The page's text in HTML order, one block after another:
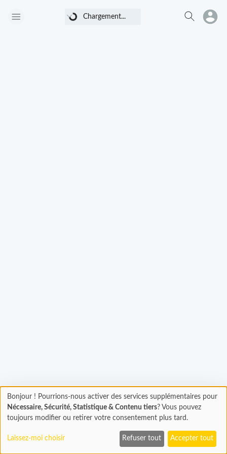
Chargement...
Chargement... Chargement
En cours...
Bonjour ! Pourrions-nous activer des services supplémentaires pour
Nécessaire, Sécurité, Statistique & Contenu tiers? Vous pouvez
toujours modifier ou retirer votre consentement plus tard.
Laissez-moi choisir Refuser tout Accepter tout